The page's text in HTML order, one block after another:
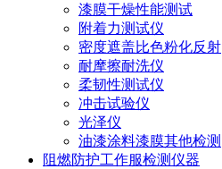
漆膜干燥性能测试
附着力测试仪
密度遮盖比色粉化反射
耐摩擦耐洗仪
柔韧性测试仪
冲击试验仪
光泽仪
油漆涂料漆膜其他检测
阻燃防护工作服检测仪器